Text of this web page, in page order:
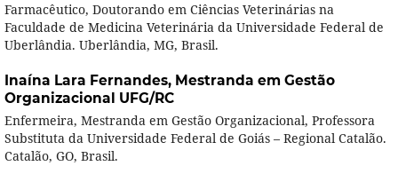
Farmacêutico, Doutorando em Ciências Veterinárias na
Faculdade de Medicina Veterinária da Universidade Federal de
Uberlândia. Uberlândia, MG, Brasil.
Inaína Lara Fernandes, Mestranda em Gestão
Organizacional UFG/RC
Enfermeira, Mestranda em Gestão Organizacional, Professora
Substituta da Universidade Federal de Goiás – Regional Catalão.
Catalão, GO, Brasil.